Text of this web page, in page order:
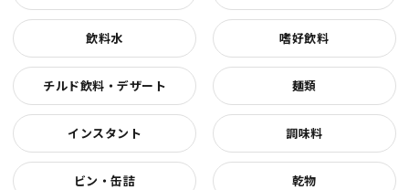
飲料水 嗜好飲料
チルド飲料・デザート 麺類
インスタント 調味料
ビン・缶詰 乾物